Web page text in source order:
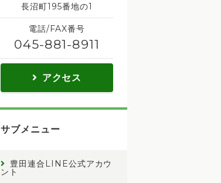
長沼町195番地の1
電話/FAX番号
045-881-8911
アクセス
サブメニュー
豊田連合LINE公式アカウ
ント